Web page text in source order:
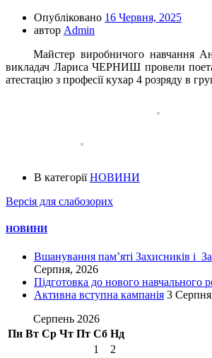
Опубліковано 16 Червня, 2025
автор Admin
Майстер виробничого навчання
викладач Лариса ЧЕРНИШ провели
атестацію з професії кухар 4 розряду в
В категоріїНОВИНИ
Версія для слабозорих
НОВИНИ
Вшанування пам’яті Захисників і
Серпня, 2026
Підготовка до нового навчального
Активна вступна кампанія 3
Серпень 2026
Пн Вт Ср Чт Пт Сб Нд
1
2